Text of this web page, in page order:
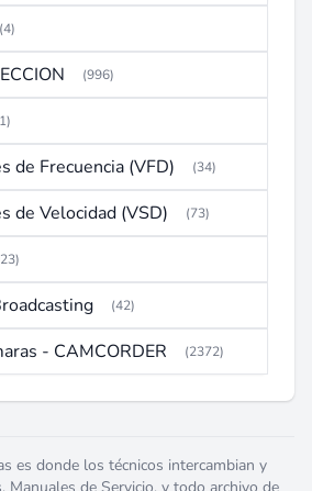
(4)
(996)
de Frecuencia (VFD) (34)
de Velocidad (VSD) (73)
(42)
- CAMCORDER (2372)
es donde los técnicos intercambian y